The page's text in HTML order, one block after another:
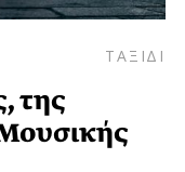
ΤΑΞΙΔΙ
της